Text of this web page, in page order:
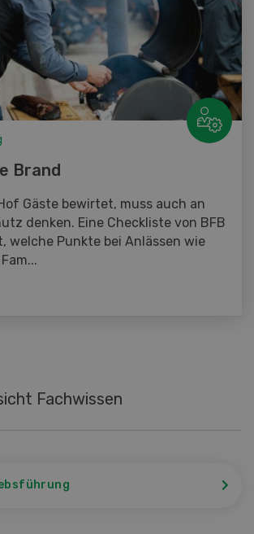
Brand
Gäste bewirtet, muss auch an
denken. Eine Checkliste von BFB
welche Punkte bei Anlässen wie
Fachwissen